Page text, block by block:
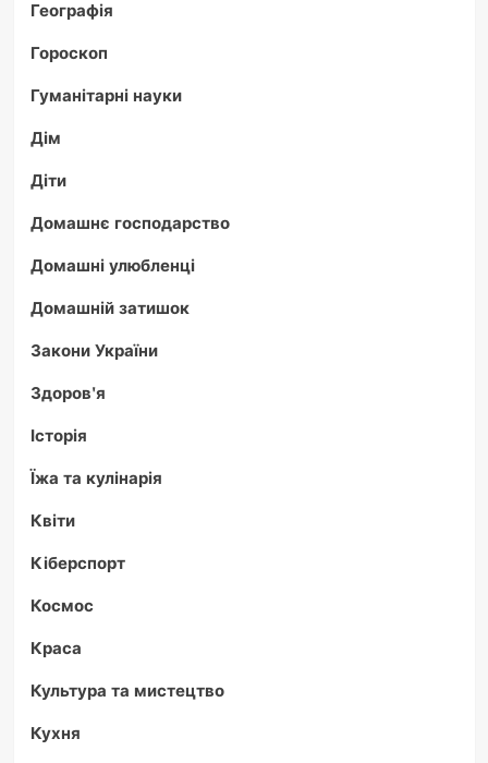
Географія
Гороскоп
Гуманітарні науки
Дім
Діти
Домашнє господарство
Домашні улюбленці
Домашній затишок
Закони України
Здоров'я
Історія
Їжа та кулінарія
Квіти
Кіберспорт
Космос
Краса
Культура та мистецтво
Кухня